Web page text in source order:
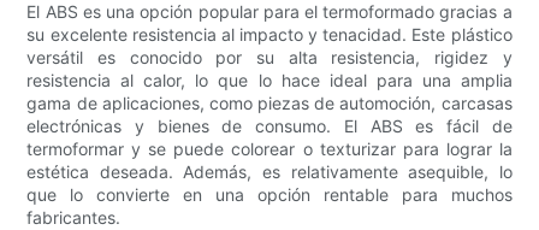
El ABS es una opción popular para el termoformado gracias a
su excelente resistencia al impacto y tenacidad. Este plástico
versátil es conocido por su alta resistencia, rigidez y
resistencia al calor, lo que lo hace ideal para una amplia
gama de aplicaciones, como piezas de automoción, carcasas
electrónicas y bienes de consumo. El ABS es fácil de
termoformar y se puede colorear o texturizar para lograr la
estética deseada. Además, es relativamente asequible, lo
que lo convierte en una opción rentable para muchos
fabricantes.